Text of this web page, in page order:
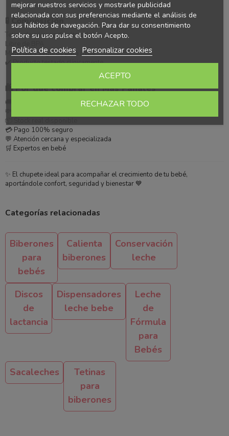
🧪 Composición
Tetina de silicona de alta calidad
Libre de BPA
Materiales seguros para bebé
✔️ Producto testado clínicamente
🛍️Por qué comprar en Más Pañales
🚚 Envío rápido 24-48h
💸 Precios competitivos
📦 Stock real disponible
💳 Pago 100% seguro
💬 Atención cercana y especializada
🛒 Expertos en bebé
✨ El chupete ideal para acompañar el crecimiento de tu bebé,
aportándole confort, seguridad y bienestar 💙
Categorías relacionadas
Biberones
para
bebés
Calienta
biberones
Conservación
leche
Discos
de
lactancia
Dispensadores
leche bebe
Leche
de
Fórmula
para
Bebés
Sacaleches
Tetinas
para
biberones
mejorar nuestros servicios y mostrarle publicidad
relacionada con sus preferencias mediante el análisis de
sus hábitos de navegación. Para dar su consentimiento
sobre su uso pulse el botón Acepto.
Política de cookies Personalizar cookies
RECHAZAR TODO
ACEPTO